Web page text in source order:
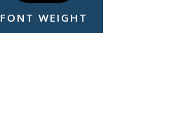
FONT WEIGHT